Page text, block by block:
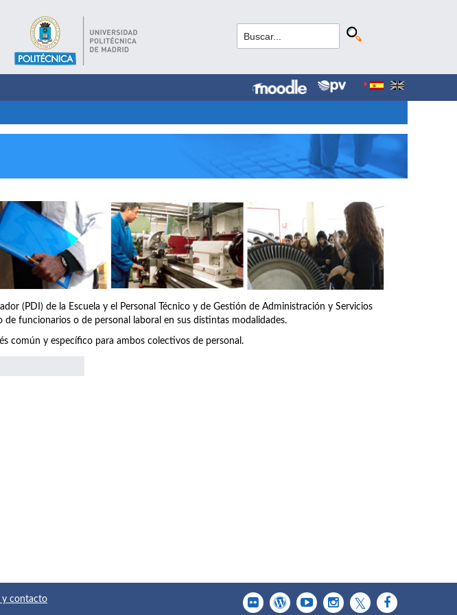
(PDI) de la Escuela y el Personal Técnico y de Gestión de Administración y Servicios
de funcionarios o de personal laboral en sus distintas modalidades.
común y específico para ambos colectivos de personal.
y contacto